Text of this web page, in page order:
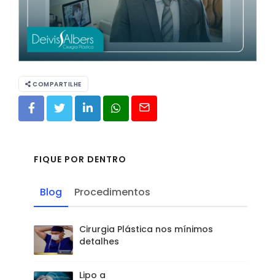
COMPARTILHE
FIQUE POR DENTRO
Blog Procedimentos
Cirurgia Plástica nos mínimos
detalhes
Lipo a